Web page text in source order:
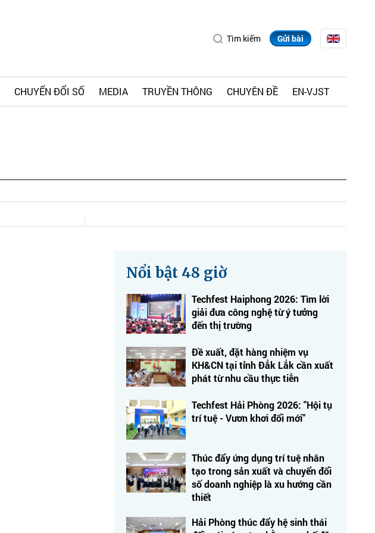
Tìm kiếm Gửi bài
CHUYỂN ĐỔI SỐ MEDIA TRUYỀN THÔNG CHUYÊN ĐỀ EN-VJST
Nổi bật 48 giờ
Techfest Haiphong 2026: Tìm lời
giải đưa công nghệ từ ý tưởng
đến thị trường
Đề xuất, đặt hàng nhiệm vụ
KH&CN tại tỉnh Đắk Lắk cần xuất
phát từ nhu cầu thực tiễn
Techfest Hải Phòng 2026: "Hội tụ
trí tuệ - Vươn khơi đổi mới"
Thúc đẩy ứng dụng trí tuệ nhân
tạo trong sản xuất và chuyển đổi
số doanh nghiệp là xu hướng cần
thiết
Hải Phòng thúc đẩy hệ sinh thái